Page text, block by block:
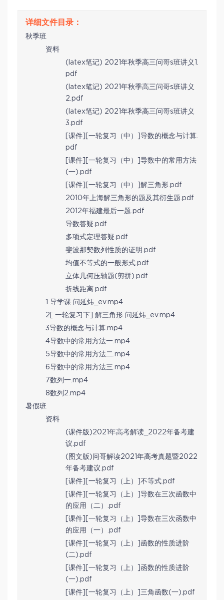
秋季班
资料
(latex笔记) 2021年秋季高三问哥s班讲义1.
pdf
(latex笔记) 2021年秋季高三问哥s班讲义
2.pdf
(latex笔记) 2021年秋季高三问哥s班讲义
3.pdf
[课件][一轮复习（中）]导数的概念与计算.
pdf
[课件][一轮复习（中）]导数中的常用方法
(一).pdf
[课件][一轮复习（中）]解三角形.pdf
2010年上海解三角形的题及其衍生题.pdf
2012年福建最后一题.pdf
导数答疑.pdf
多项式定理答疑.pdf
斐波那契数列性质的证明.pdf
均值不等式的一般形式.pdf
立体几何压轴题(剪拼).pdf
折线距离.pdf
1 导学课 问延炜_ev.mp4
2[ 一轮复习下] 解三角形 问延炜_ev.mp4
3导数的概念与计算.mp4
4导数中的常用方法一.mp4
5导数中的常用方法二.mp4
6导数中的常用方法三.mp4
7数列一.mp4
8数列2.mp4
暑假班
资料
(课件版)2021年高考解读_2022年备考建
议.pdf
(图文版)问哥解读2021年高考真题暨2022
年备考建议.pdf
[课件][一轮复习（上）]不等式.pdf
[课件][一轮复习（上）]导数在三次函数中
的应用（二）.pdf
[课件][一轮复习（上）]导数在三次函数中
的应用（一）.pdf
[课件][一轮复习（上）]函数的性质进阶
(二).pdf
[课件][一轮复习（上）]函数的性质进阶
(一).pdf
[课件][一轮复习（上）]三角函数(一).pdf